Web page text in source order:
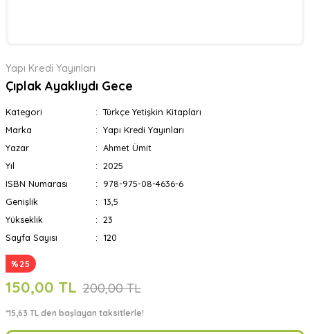
Yapı Kredi Yayınları
Çıplak Ayaklıydı Gece
Kategori
Türkçe Yetişkin Kitapları
Marka
Yapı Kredi Yayınları
Yazar
Ahmet Ümit
Yıl
2025
ISBN Numarası
978-975-08-4636-6
Genişlik
13,5
Yükseklik
23
Sayfa Sayısı
120
%25
150,00 TL 200,00 TL
*15,63 TL den başlayan taksitlerle!